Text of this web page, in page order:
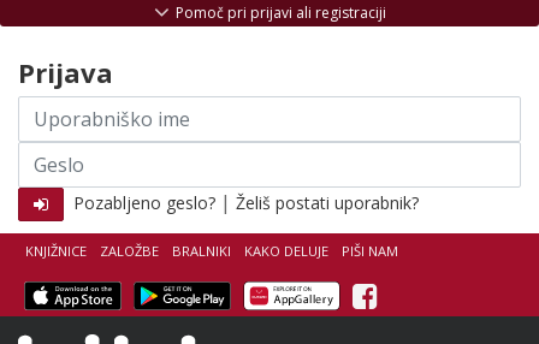
KNJIŽNICE ZALOŽBE BRALNIKI KAKO DELUJE PIŠI NAM
Facebook
Pomoč pri prijavi ali registraciji
Prijava
Uporabniško
ime
Geslo
Pozabljeno geslo? | Želiš postati uporabnik?